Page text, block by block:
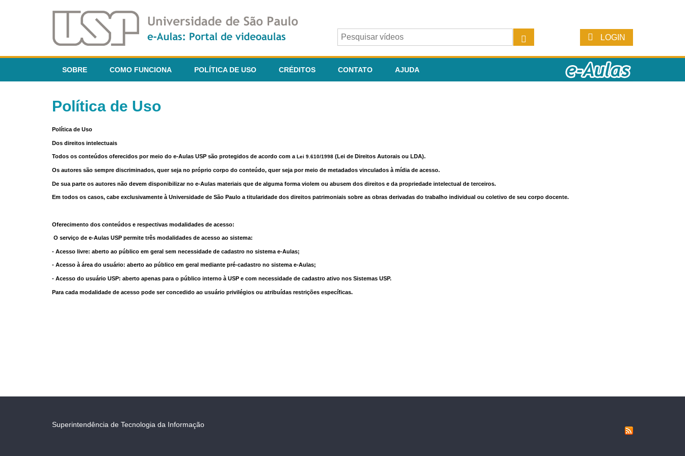
LOGIN
SOBRE COMO FUNCIONA POLÍTICA DE USO CRÉDITOS CONTATO AJUDA
Política de Uso
Política de Uso
Dos direitos intelectuais
Todos os conteúdos oferecidos por meio do e-Aulas USP são protegidos de acordo com a Lei 9.610/1998 (Lei de Direitos Autorais ou LDA).
Os autores são sempre discriminados, quer seja no próprio corpo do conteúdo, quer seja por meio de metadados vinculados à mídia de acesso.
De sua parte os autores não devem disponibilizar no e-Aulas materiais que de alguma forma violem ou abusem dos direitos e da propriedade intelectual de terceiros.
Em todos os casos, cabe exclusivamente à Universidade de São Paulo a titularidade dos direitos patrimoniais sobre as obras derivadas do trabalho individual ou coletivo de seu corpo docente.
Oferecimento dos conteúdos e respectivas modalidades de acesso:
O serviço de e-Aulas USP permite três modalidades de acesso ao sistema:
- Acesso livre: aberto ao público em geral sem necessidade de cadastro no sistema e-Aulas;
- Acesso à área do usuário: aberto ao público em geral mediante pré-cadastro no sistema e-Aulas;
- Acesso do usuário USP: aberto apenas para o público interno à USP e com necessidade de cadastro ativo nos Sistemas USP.
Para cada modalidade de acesso pode ser concedido ao usuário privilégios ou atribuídas restrições específicas.
Superintendência de Tecnologia da Informação